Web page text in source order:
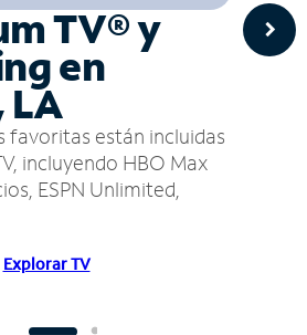
TV® y
en
LA
favoritas están incluidas
incluyendo HBO Max
ESPN Unlimited,
Explorar TV